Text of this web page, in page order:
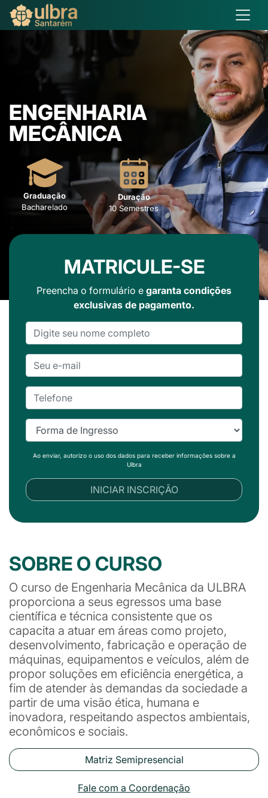
ENGENHARIA
MECÂNICA
Graduação
Bacharelado
Duração
10 Semestres
MATRICULE-SE
Preencha o formulário e garanta condições
exclusivas de pagamento.
Ao enviar, autorizo o uso dos dados para receber informações sobre a
Ulbra
INICIAR INSCRIÇÃO
SOBRE O CURSO
O curso de Engenharia Mecânica da ULBRA
proporciona a seus egressos uma base
científica e técnica consistente que os
capacita a atuar em áreas como projeto,
desenvolvimento, fabricação e operação de
máquinas, equipamentos e veículos, além de
propor soluções em eficiência energética, a
fim de atender às demandas da sociedade a
partir de uma visão ética, humana e
inovadora, respeitando aspectos ambientais,
econômicos e sociais.
Matriz Semipresencial
Fale com a Coordenação